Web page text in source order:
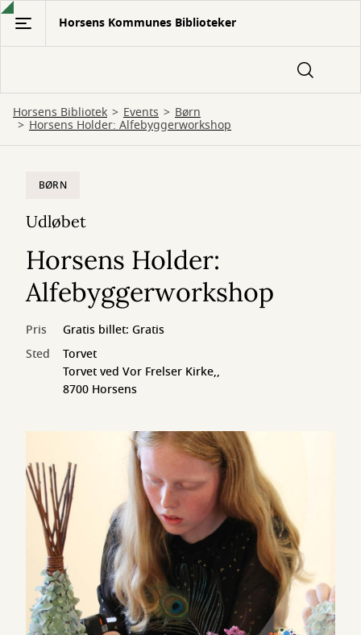
Gå
hovedindhold
Horsens Kommunes Biblioteker
Horsens Bibliotek Events Børn
Horsens Holder: Alfebyggerworkshop
BØRN
Udløbet
Horsens Holder:
Alfebyggerworkshop
Pris
Gratis billet: Gratis
Sted
Torvet
Torvet ved Vor Frelser Kirke,,
8700 Horsens